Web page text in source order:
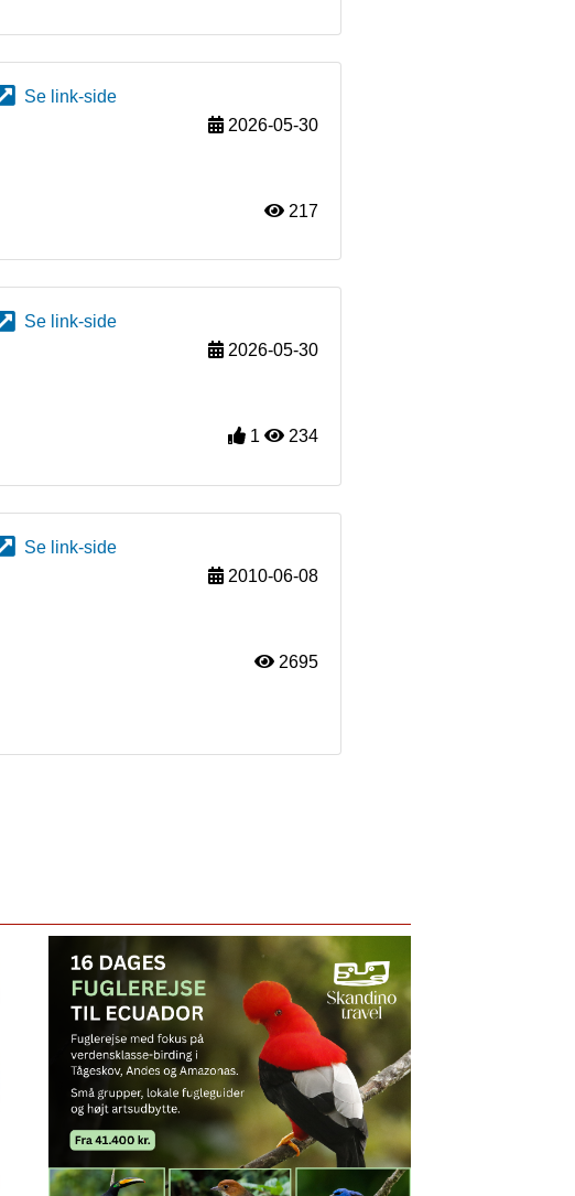
Se link-side
2026-05-30
217
Se link-side
2026-05-30
1 234
Se link-side
2010-06-08
2695